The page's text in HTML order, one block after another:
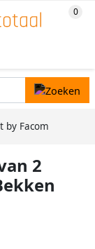
by Facom
2